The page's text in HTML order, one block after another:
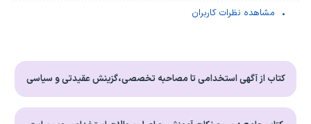
مشاهده نظرات کاربران
کتاب از آگهی استخدامی تا مصاحبه تخصصی،گزینش عقیدتی و سیاسی